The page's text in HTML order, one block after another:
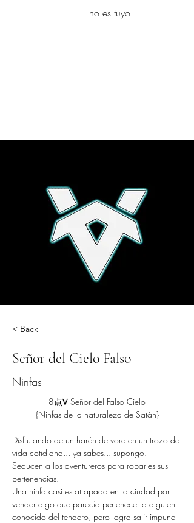
no es tuyo.
< Back
Señor del Cielo Falso
Ninfas
8点∀ Señor del Falso Cielo
{Ninfas de la naturaleza de Satán}
Disfrutando de un harén de vore en un trozo de
vida cotidiana... ya sabes... supongo.
Seducen a los aventureros para robarles sus
pertenencias.
Una ninfa casi es atrapada en la ciudad por
vender algo que parecía pertenecer a alguien
conocido del tendero, pero logra salir impune